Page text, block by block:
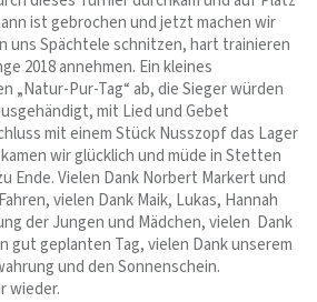
ist gebrochen und jetzt machen wir
uns Spächtele schnitzen, hart trainieren
2018 annehmen. Ein kleines
„Natur-Pur-Tag“ ab, die Sieger würden
mit Lied und Gebet
mit einem Stück Nusszopf das Lager
wir glücklich und müde in Stetten
Ende. Vielen Dank Norbert Markert und
vielen Dank Maik, Lukas, Hannah
der Jungen und Mädchen, vielen Dank
gut geplanten Tag, vielen Dank unserem
und den Sonnenschein.
wieder.